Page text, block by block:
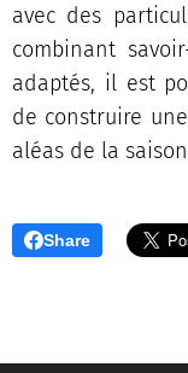
avec des
combinant
adaptés, il est
de construire
aléas de la
Share